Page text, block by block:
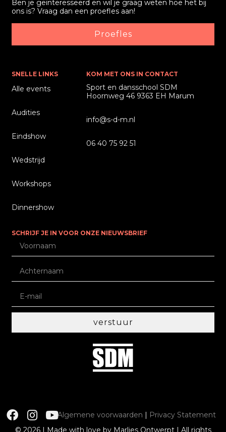
Ben je geïnteresseerd en wil je graag weten hoe het bij
ons is? Vraag dan een proefles aan!
Proefles
SNELLE LINKS
Alle events
Audities
Eindshow
Wedstrijd
Workshops
Dinnershow
KOM MET ONS IN CONTACT
Sport en dansschool SDM
Hoornweg 46 9363 EH Marum
info@s-d-m.nl
06 40 75 92 51
SCHRIJF JE IN VOOR ONZE NIEUWSBRIEF
verstuur
Algemene voorwaarden | Privacy Statement
© 2026 | Made with love by Marlies Ontwerpt | All rights